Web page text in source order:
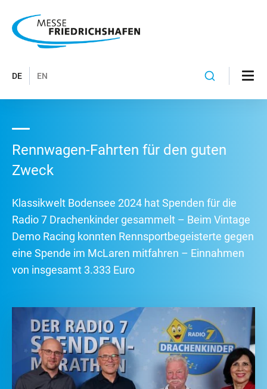
DE EN
Rennwagen-Fahrten für den guten
Zweck
Klassikwelt Bodensee 2024 hat Spenden für die
Radio 7 Drachenkinder gesammelt – Beim Vintage
Demo Racing konnten Rennsportbegeisterte gegen
eine Spende im McLaren mitfahren – Einnahmen
von insgesamt 3.333 Euro